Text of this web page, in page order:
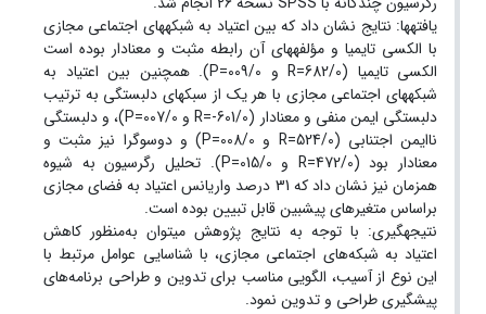
یافته‏ها: نتایج نشان داد که بین اعتیاد به شبکه‏های اجتماعی مجازی
با الکسی تایمیا و مؤلفه‏های آن رابطه مثبت و معنادار بوده است
الکسی تایمیا (682/0=R و 009/0=P). همچنین بین اعتیاد به
شبکه‏های اجتماعی مجازی با هر یک از سبک‏های دلبستگی به ترتیب
دلبستگی ایمن منفی و معنادار (601/0-=R و 007/0=P)، و دلبستگی
ناایمن اجتنابی (524/0=R و 008/0=P) و دوسوگرا نیز مثبت و
معنادار بود (472/0=R و 015/0=P). تحلیل رگرسیون به شیوه
همزمان نیز نشان داد که 31 درصد واریانس اعتیاد به فضای مجازی
براساس متغیرهای پیش‏بین قابل تبیین بوده است.
نتیجه‏گیری: با توجه به نتایج پژوهش می‏توان به‌منظور کاهش
اعتیاد به شبکه‌های اجتماعی مجازی، با شناسایی عوامل مرتبط با
این نوع از آسیب، الگویی مناسب برای تدوین و طراحی برنامه‌های
پیشگیری طراحی و تدوین نمود.